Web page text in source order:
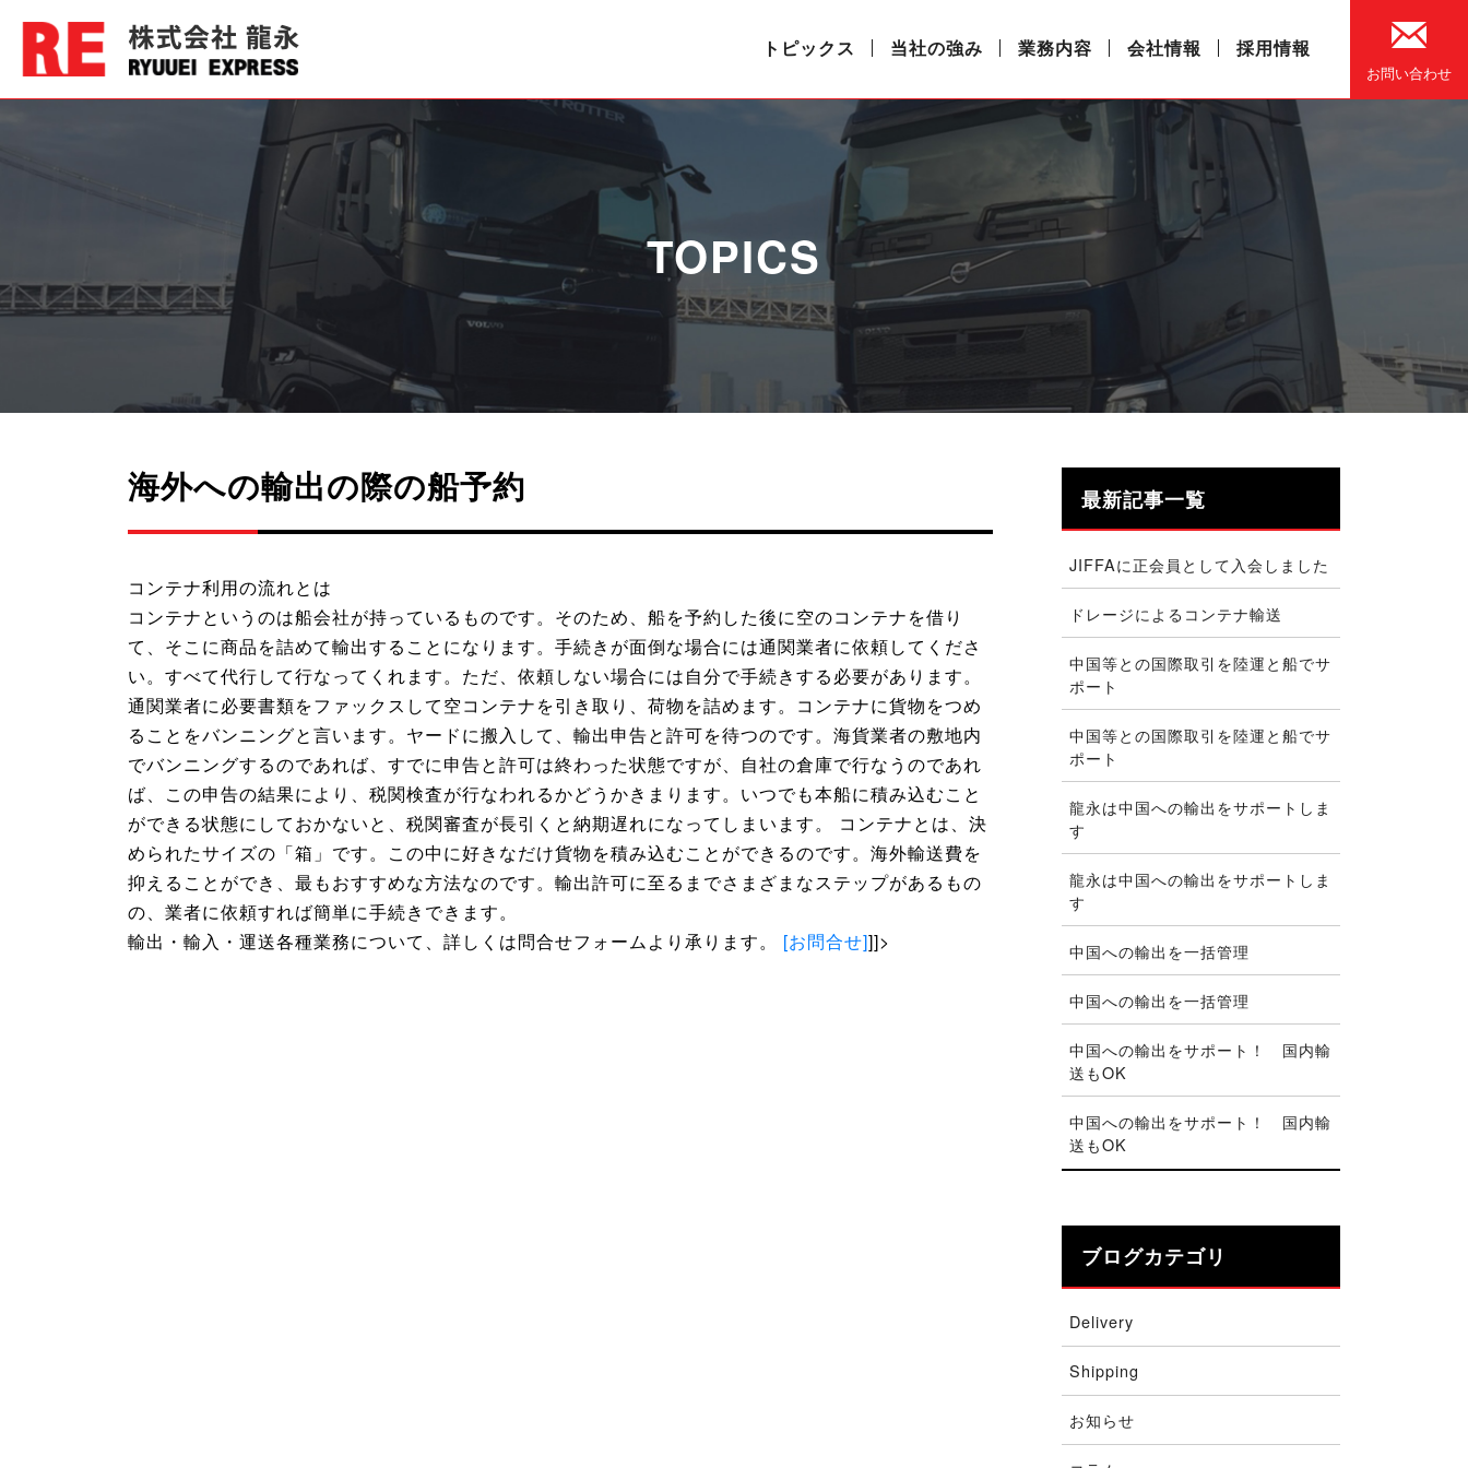
お問い合わせ
トピックス 当社の強み 業務内容 会社情報 採用情報
TOPICS
海外への輸出の際の船予約
コンテナ利用の流れとは
コンテナというのは船会社が持っているものです。そのため、船を予約した後に空のコンテナを借り
て、そこに商品を詰めて輸出することになります。手続きが面倒な場合には通関業者に依頼してくださ
い。すべて代行して行なってくれます。ただ、依頼しない場合には自分で手続きする必要があります。
通関業者に必要書類をファックスして空コンテナを引き取り、荷物を詰めます。コンテナに貨物をつめ
ることをバンニングと言います。ヤードに搬入して、輸出申告と許可を待つのです。海貨業者の敷地内
でバンニングするのであれば、すでに申告と許可は終わった状態ですが、自社の倉庫で行なうのであれ
ば、この申告の結果により、税関検査が行なわれるかどうかきまります。いつでも本船に積み込むこと
ができる状態にしておかないと、税関審査が長引くと納期遅れになってしまいます。 コンテナとは、決
められたサイズの「箱」です。この中に好きなだけ貨物を積み込むことができるのです。海外輸送費を
抑えることができ、最もおすすめな方法なのです。輸出許可に至るまでさまざまなステップがあるもの
の、業者に依頼すれば簡単に手続きできます。
輸出・輸入・運送各種業務について、詳しくは問合せフォームより承ります。 [お問合せ]]]>
最新記事一覧
JIFFAに正会員として入会しました
ドレージによるコンテナ輸送
中国等との国際取引を陸運と船でサ
ポート
中国等との国際取引を陸運と船でサ
ポート
龍永は中国への輸出をサポートしま
す
龍永は中国への輸出をサポートしま
す
中国への輸出を一括管理
中国への輸出を一括管理
中国への輸出をサポート！ 国内輸
送もOK
中国への輸出をサポート！ 国内輸
送もOK
ブログカテゴリ
Delivery
Shipping
お知らせ